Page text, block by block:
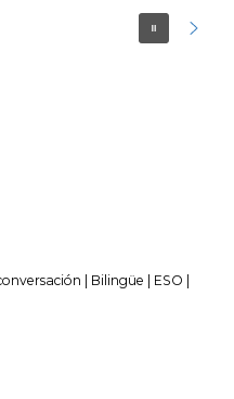
Bilingüe ESO